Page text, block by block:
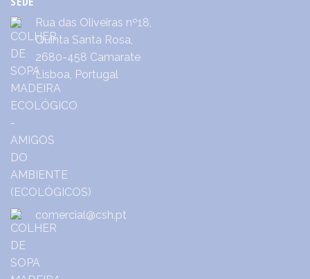
Rua das Oliveiras nº18,
Quinta Santa Rosa,
2680-458 Camarate
Lisboa, Portugal
comercial@csh.pt